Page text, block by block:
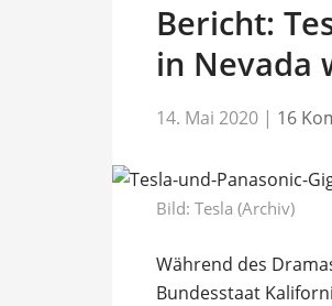
Bericht:
in Nevada
14. Mai 2020 | 16
Bild: Tesla (Archiv)
Während des
Bundesstaat